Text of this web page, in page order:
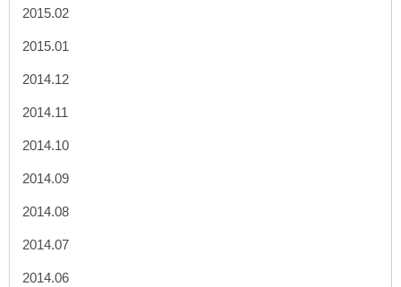
2015.02
2015.01
2014.12
2014.11
2014.10
2014.09
2014.08
2014.07
2014.06